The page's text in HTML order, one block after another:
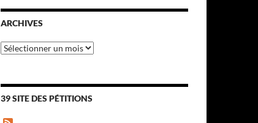
ARCHIVES
Archives
39 SITE DES PÉTITIONS